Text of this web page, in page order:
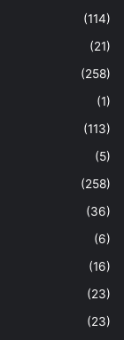
(114)
(21)
(258)
(1)
(113)
(5)
(258)
(36)
(6)
(16)
(23)
(23)